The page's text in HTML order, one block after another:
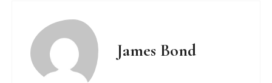
James Bond